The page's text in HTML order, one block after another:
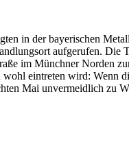
in der bayerischen
aufgerufen. Die
im Münchner Norden
eintreten wird: Wenn
Mai unvermeidlich zu